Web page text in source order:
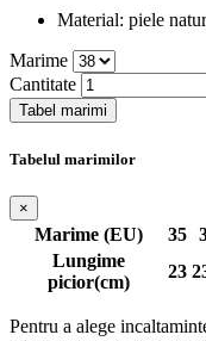
Material: piele
Marime
Cantitate
Tabel marimi
Tabelul marimilor
×
Marime (EU) 35
Lungime
picior(cm)
23
Pentru a alege